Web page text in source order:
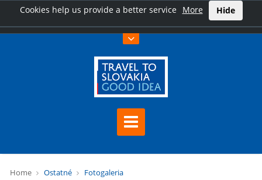
Cookies help us provide a better service More Hide
Home Ostatné Fotogaleria